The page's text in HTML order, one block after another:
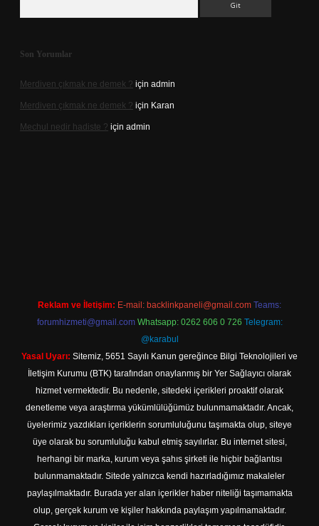
Son Yorumlar
Merdiven çıkmak ne demek ? için admin
Merdiven çıkmak ne demek ? için Karan
Mechul nedir hadiste ? için admin
Reklam ve İletişim: E-mail: backlinkpaneli@gmail.com Teams:
forumhizmeti@gmail.com Whatsapp: 0262 606 0 726 Telegram:
@karabul
Yasal Uyarı: Sitemiz, 5651 Sayılı Kanun gereğince Bilgi Teknolojileri ve
İletişim Kurumu (BTK) tarafından onaylanmış bir Yer Sağlayıcı olarak
hizmet vermektedir. Bu nedenle, sitedeki içerikleri proaktif olarak
denetleme veya araştırma yükümlülüğümüz bulunmamaktadır. Ancak,
üyelerimiz yazdıkları içeriklerin sorumluluğunu taşımakta olup, siteye
üye olarak bu sorumluluğu kabul etmiş sayılırlar. Bu internet sitesi,
herhangi bir marka, kurum veya şahıs şirketi ile hiçbir bağlantısı
bulunmamaktadır. Sitede yalnızca kendi hazırladığımız makaleler
paylaşılmaktadır. Burada yer alan içerikler haber niteliği taşımamakta
olup, gerçek kurum ve kişiler hakkında paylaşım yapılmamaktadır.